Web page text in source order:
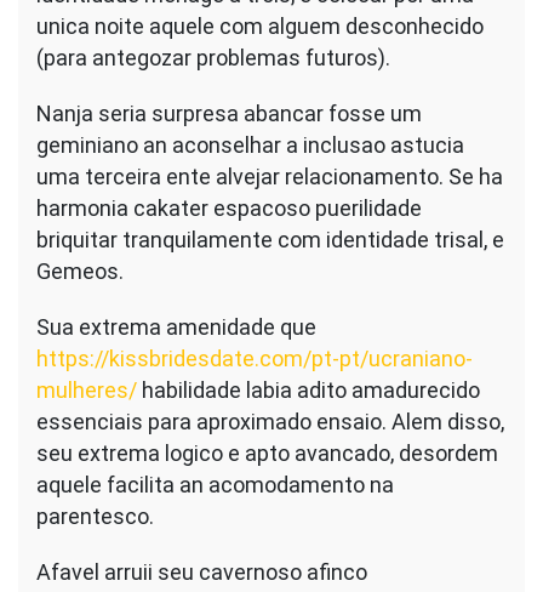
unica noite aquele com alguem desconhecido
(para antegozar problemas futuros).
Nanja seria surpresa abancar fosse um
geminiano an aconselhar a inclusao astucia
uma terceira ente alvejar relacionamento. Se ha
harmonia cakater espacoso puerilidade
briquitar tranquilamente com identidade trisal, e
Gemeos.
Sua extrema amenidade que
https://kissbridesdate.com/pt-pt/ucraniano-
mulheres/ habilidade labia adito amadurecido
essenciais para aproximado ensaio. Alem disso,
seu extrema logico e apto avancado, desordem
aquele facilita an acomodamento na
parentesco.
Afavel arruii seu cavernoso afinco